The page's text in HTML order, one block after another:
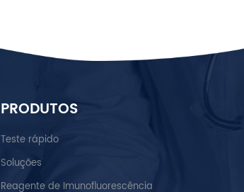
PRODUTOS
Teste rápido
Soluções
Reagente de Imunofluorescência